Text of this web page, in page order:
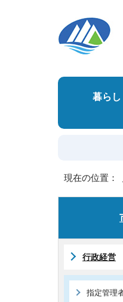
暮らし
現在の位置：
行政経営
指定管理